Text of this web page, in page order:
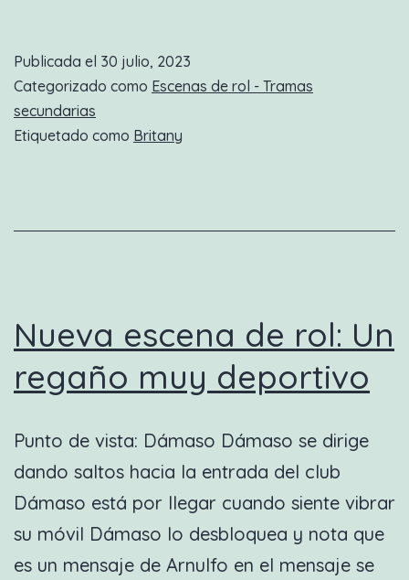
rol:
rato
con
genial
Publicada el 30 julio, 2023
Categorizado como Escenas de rol - Tramas
secundarias
Etiquetado como Britany
Nueva escena de rol: Un
regaño muy deportivo
Punto de vista: Dámaso Dámaso se dirige
dando saltos hacia la entrada del club
Dámaso está por llegar cuando siente vibrar
su móvil Dámaso lo desbloquea y nota que
es un mensaje de Arnulfo en el mensaje se